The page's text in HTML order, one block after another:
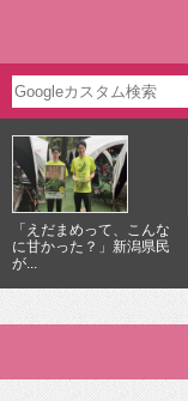
「えだまめって、こんな
に甘かった？」新潟県民
が...